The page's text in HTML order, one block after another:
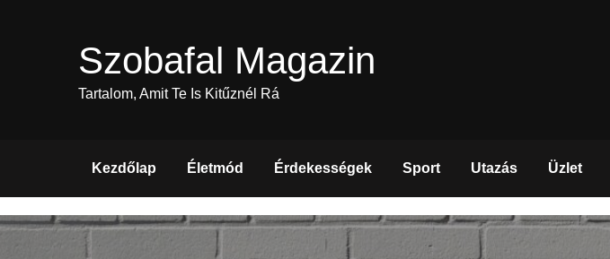
Szobafal Magazin
Tartalom, Amit Te Is Kitűznél Rá
Kezdőlap Életmód Érdekességek Sport Utazás Üzlet